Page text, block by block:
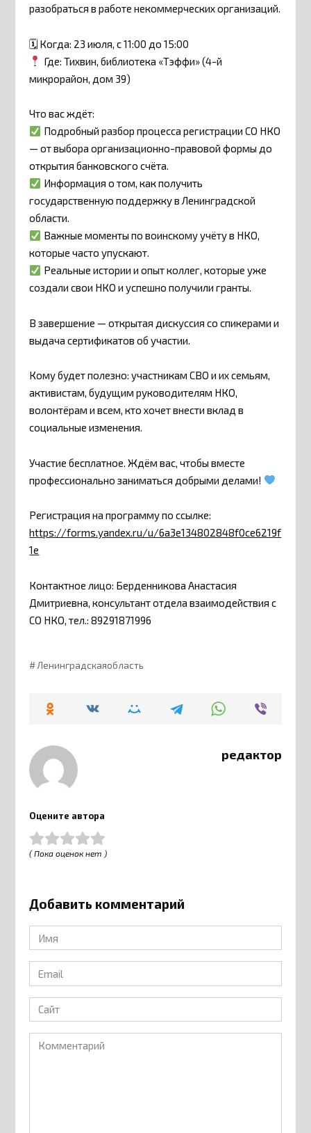
разобраться в работе некоммерческих организаций.
🗓 Когда: 23 июля, с 11:00 до 15:00
Где: Тихвин, библиотека «Тэффи» (4-й
микрорайон, дом 39)
Что вас ждёт:
Подробный разбор процесса регистрации СО НКО
— от выбора организационно-правовой формы до
открытия банковского счёта.
Информация о том, как получить
государственную поддержку в Ленинградской
области.
Важные моменты по воинскому учёту в НКО,
которые часто упускают.
Реальные истории и опыт коллег, которые уже
создали свои НКО и успешно получили гранты.
В завершение — открытая дискуссия со спикерами и
выдача сертификатов об участии.
Кому будет полезно: участникам СВО и их семьям,
активистам, будущим руководителям НКО,
волонтёрам и всем, кто хочет внести вклад в
социальные изменения.
Участие бесплатное. Ждём вас, чтобы вместе
профессионально заниматься добрыми делами!
Регистрация на программу по ссылке:
https://forms.yandex.ru/u/6a3e134802848f0ce6219f
1e
Контактное лицо: Берденникова Анастасия
Дмитриевна, консультант отдела взаимодействия с
СО НКО, тел.: 89291871996
Ленинградскаяобласть
редактор
Оцените автора
( Пока оценок нет )
Добавить комментарий
Имя
*
Email
*
Сайт
Комментарий